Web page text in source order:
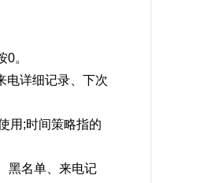
。
电详细记录、下次
用;时间策略指的
黑名单、来电记